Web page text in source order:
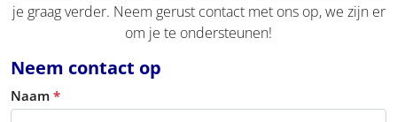
je graag verder. Neem gerust contact met ons op, we zijn er
om je te ondersteunen!
Neem contact op
Naam *